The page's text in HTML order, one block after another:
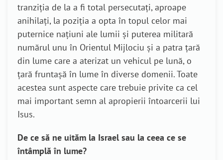
tranziția de la a fi total persecutați, aproape
anihilați, la poziția a opta în topul celor mai
puternice națiuni ale lumii și puterea militară
numărul unu în Orientul Mijlociu și a patra țară
din lume care a aterizat un vehicul pe lună, o
țară fruntașă în lume în diverse domenii. Toate
acestea sunt aspecte care trebuie privite ca cel
mai important semn al apropierii întoarcerii lui
Isus.
De ce să ne uităm la Israel sau la ceea ce se
întâmplă în lume?